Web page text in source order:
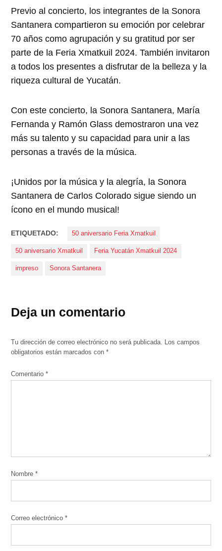
Previo al concierto, los integrantes de la Sonora
Santanera compartieron su emoción por celebrar
70 años como agrupación y su gratitud por ser
parte de la Feria Xmatkuil 2024. También invitaron
a todos los presentes a disfrutar de la belleza y la
riqueza cultural de Yucatán.
Con este concierto, la Sonora Santanera, María
Fernanda y Ramón Glass demostraron una vez
más su talento y su capacidad para unir a las
personas a través de la música.
¡Unidos por la música y la alegría, la Sonora
Santanera de Carlos Colorado sigue siendo un
ícono en el mundo musical!
ETIQUETADO: 50 aniversario Feria Xmatkuil
50 aniversario Xmatkuil Feria Yucatán Xmatkuil 2024
impreso Sonora Santanera
Deja un comentario
Tu dirección de correo electrónico no será publicada. Los campos
obligatorios están marcados con*
Comentario*
Nombre*
Correo electrónico*